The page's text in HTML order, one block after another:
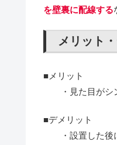
を壁裏に配線する
メリット
■メリット
・見た目がシ
■デメリット
・設置した後